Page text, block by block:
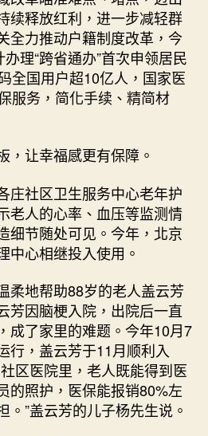
续释放红利，进一步减轻群
全力推动户籍制度改革，今
理“跨省通办”首次申领居民
全国用户超10亿人，国家医
服务，简化手续、精简材
，让幸福感更有保障。
庄社区卫生服务中心老年护
老人的心率、血压等监测情
细节随处可见。今年，北京
中心相继投入使用。
柔地帮助88岁的老人盖云芳
芳因脑梗入院，出院后一直
成了家里的难题。今年10月7
行，盖云芳于11月顺利入
区医院里，老人既能得到医
的照护，医保能报销80%左
”盖云芳的儿子杨先生说。